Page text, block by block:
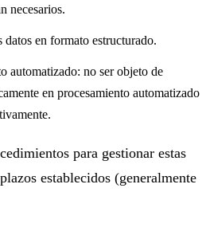
necesarios.
en formato estructurado.
automatizado: no ser objeto de
en procesamiento automatizado
para gestionar estas
establecidos (generalmente